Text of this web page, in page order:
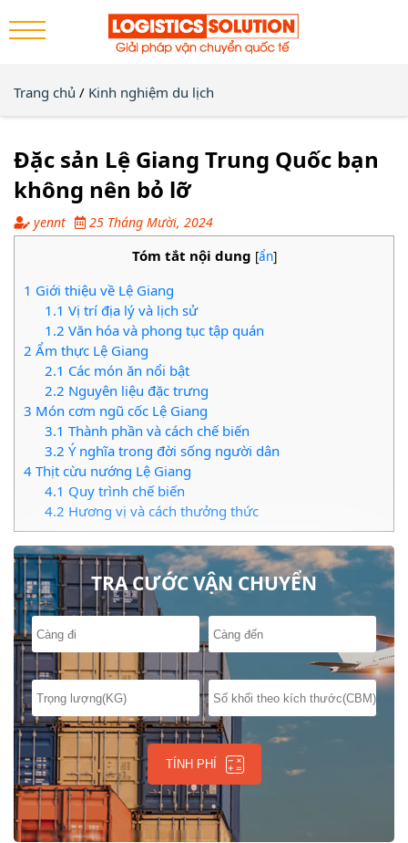
Trang chủ / Kinh nghiệm du lịch
Đặc sản Lệ Giang Trung Quốc bạn
không nên bỏ lỡ
yennt 25 Tháng Mười, 2024
Tóm tắt nội dung [ẩn]
1 Giới thiệu về Lệ Giang
1.1 Vị trí địa lý và lịch sử
1.2 Văn hóa và phong tục tập quán
2 Ẩm thực Lệ Giang
2.1 Các món ăn nổi bật
2.2 Nguyên liệu đặc trưng
3 Món cơm ngũ cốc Lệ Giang
3.1 Thành phần và cách chế biến
3.2 Ý nghĩa trong đời sống người dân
4 Thịt cừu nướng Lệ Giang
4.1 Quy trình chế biến
4.2 Hương vị và cách thưởng thức
5Bánh cuốn – Đặc sản Lệ Giang hấp dẫn
5.1Nguyên liệu và công thức
5.2 Sự khác biệt so với các vùng miền khác
6Trà Lệ Giang
6.1Các loại trà phổ biến
6.2 Phương pháp pha trà truyền thống
7Rượu Lệ Giang
7.1Quy trình sản xuất rượu
8 Các đặc sản từ núi
8.1Nấm, thảo dược và nguyên liệu tự nhiên
8.2Cách chế biến và bảo quản
Chợ đặc sản Lệ Giang
9.1 Các mặt hàng nổi bật
9.2Trải nghiệm mua sắm tại chợ
10 Du lịch và khám phá ẩm thực
10.1Những địa điểm không thể bỏ qua
TRA CƯỚC VẬN CHUYỂN
TÍNH PHÍ